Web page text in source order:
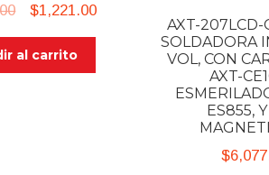
Original
price
was:
$1,221.00Current
price
al carrito
AXT-207LCD-
SOLDADORA
VOL, CON
AXT-
ES855,
$